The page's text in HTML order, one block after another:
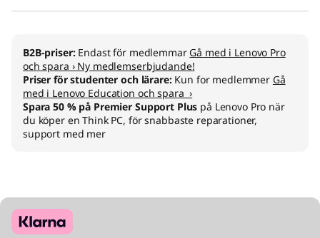
B2B-priser: Endast för medlemmar Gå med i Lenovo Pro
och spara › Ny medlemserbjudande!
Priser för studenter och lärare: Kun for medlemmer Gå
med i Lenovo Education och spara ›
Spara 50 % på Premier Support Plus på Lenovo Pro när
du köper en Think PC, för snabbaste reparationer,
support med mer